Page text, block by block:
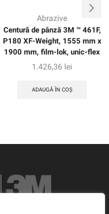
Abrazive
Centură de pânză 3M ™ 461F,
P180 XF-Weight, 1555 mm x
1900 mm, film-lok, unic-flex
1.426,36 lei
ADAUGĂ ÎN COȘ
Timisorii, Nr. 11